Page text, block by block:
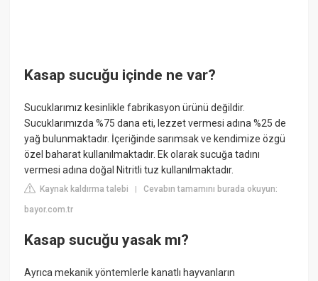
Kasap sucuğu içinde ne var?
Sucuklarımız kesinlikle fabrikasyon ürünü değildir.
Sucuklarımızda %75 dana eti, lezzet vermesi adına %25 de
yağ bulunmaktadır. İçeriğinde sarımsak ve kendimize özgü
özel baharat kullanılmaktadır. Ek olarak sucuğa tadını
vermesi adına doğal Nitritli tuz kullanılmaktadır.
Kaynak kaldırma talebi |Cevabın tamamını burada okuyun:
bayor.com.tr
Kasap sucuğu yasak mı?
Ayrıca mekanik yöntemlerle kanatlı hayvanların